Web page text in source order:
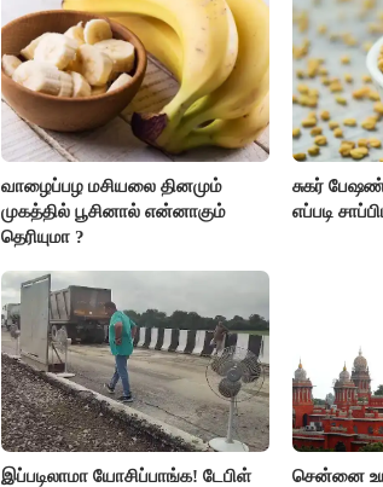
வாழைப்பழ மசியலை தினமும்
முகத்தில் பூசினால் என்னாகும்
தெரியுமா ?
சுகர்
எப்படி
இப்படிலாமா யோசிப்பாங்க! டேபிள் சென்னை